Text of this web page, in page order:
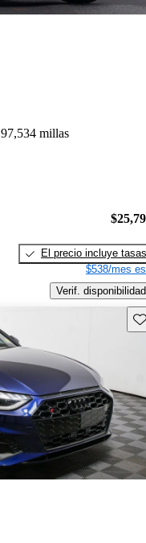
97,534 millas
El precio incluye tasas
$538/mes
Verif. disponibilidad